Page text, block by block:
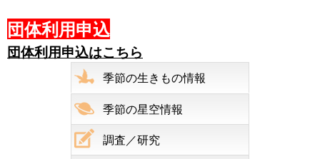
団体利用申込
団体利用申込はこちら
季節の生きもの情報
季節の星空情報
調査／研究